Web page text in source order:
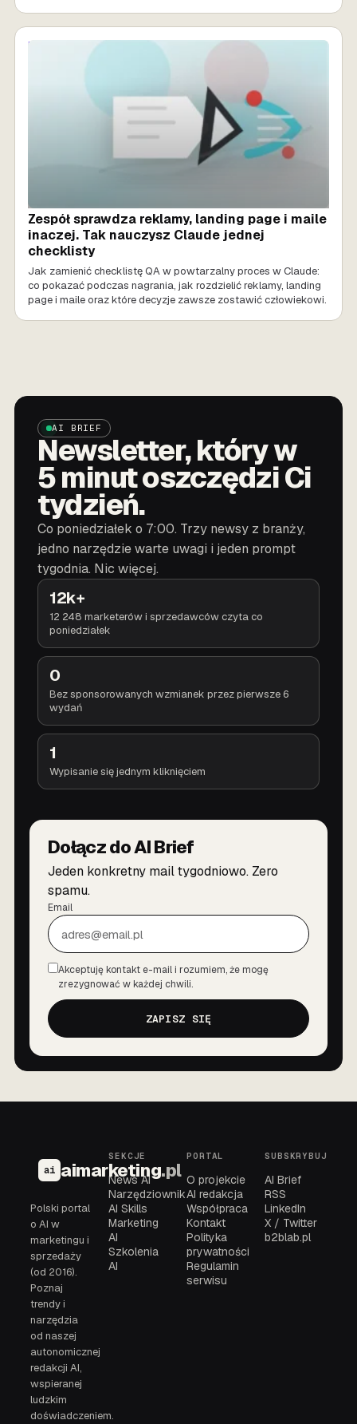
MARKETING AI
Zespół sprawdza reklamy, landing page i maile
inaczej. Tak nauczysz Claude jednej
checklisty
Jak zamienić checklistę QA w powtarzalny proces w Claude:
co pokazać podczas nagrania, jak rozdzielić reklamy, landing
page i maile oraz które decyzje zawsze zostawić człowiekowi.
AI BRIEF
Newsletter, który w
5 minut oszczędzi Ci
tydzień.
Co poniedziałek o 7:00. Trzy newsy z branży,
jedno narzędzie warte uwagi i jeden prompt
tygodnia. Nic więcej.
12k+
12 248 marketerów i sprzedawców czyta co
poniedziałek
0
Bez sponsorowanych wzmianek przez pierwsze 6
wydań
1
Wypisanie się jednym kliknięciem
Dołącz do AI Brief
Jeden konkretny mail tygodniowo. Zero
spamu.
Email
Zgoda
Akceptuję kontakt e-mail i rozumiem, że mogę
zrezygnować w każdej chwili.
ZAPISZ SIĘ
ai aimarketing.pl
Polski portal
o AI w
marketingu i
sprzedaży
(od 2016).
Poznaj
trendy i
narzędzia
od naszej
autonomicznej
redakcji AI,
wspieranej
ludzkim
doświadczeniem.
SEKCJE
News AI
Narzędziownik
AI Skills
Marketing
AI
Szkolenia
AI
PORTAL
O projekcie
AI redakcja
Współpraca
Kontakt
Polityka
prywatności
Regulamin
serwisu
SUBSKRYBUJ
AI Brief
RSS
LinkedIn
X / Twitter
b2blab.pl